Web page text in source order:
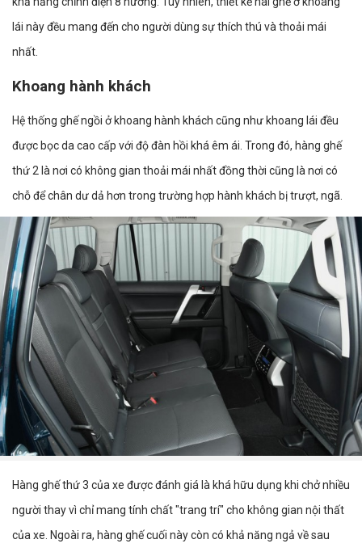
lái này đều mang đến cho người dùng sự thích thú và thoải mái
nhất.
Khoang hành khách
Hệ thống ghế ngồi ở khoang hành khách cũng như khoang lái đều
được bọc da cao cấp với độ đàn hồi khá êm ái. Trong đó, hàng ghế
thứ 2 là nơi có không gian thoải mái nhất đồng thời cũng là nơi có
chỗ để chân dư dả hơn trong trường hợp hành khách bị trượt, ngã.
Hàng ghế thứ 3 của xe được đánh giá là khá hữu dụng khi chở nhiều
người thay vì chỉ mang tính chất "trang trí" cho không gian nội thất
của xe. Ngoài ra, hàng ghế cuối này còn có khả năng ngả về sau